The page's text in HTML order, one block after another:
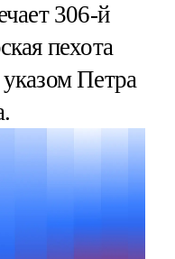
306-й
пехота
Петра